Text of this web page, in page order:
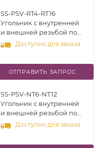
SS-PSV-RT4-RT16
Угольник с внутренней
и внешней резьбой под
45°, [R (RT) 1/4" - R (RT) 1"],
нерж.сталь 316
Доступно для заказа
ОТПРАВИТЬ ЗАПРОС
SS-PSV-NT6-NT12
Угольник с внутренней
и внешней резьбой под
45°, [NPT 3/8" - NPT 3/4"],
нерж.сталь 316
Доступно для заказа